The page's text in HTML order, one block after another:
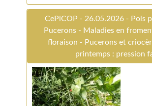
CePiCOP - 26.05.2026 - Pois
Pucerons - Maladies en
floraison - Pucerons et
printemps : pression